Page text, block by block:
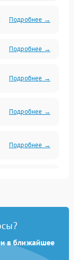
Подробнее →
Подробнее →
Подробнее →
Подробнее →
Подробнее →
Подробнее →
в ближайшее